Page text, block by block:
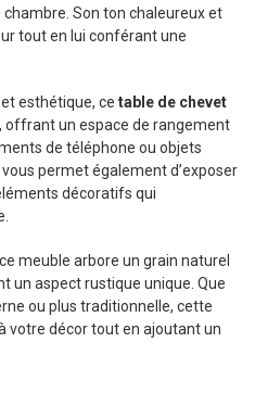
Son ton chaleureux et
tout en lui conférant une
esthétique, ce table de chevet
offrant un espace de rangement
de téléphone ou objets
permet également d’exposer
décoratifs qui
meuble arbore un grain naturel
un aspect rustique unique. Que
ou plus traditionnelle, cette
votre décor tout en ajoutant un